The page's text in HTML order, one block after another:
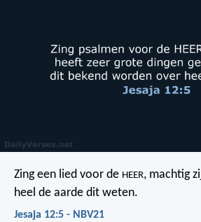
Zing een lied voor de HEER, machtig
heel de aarde dit weten.
Jesaja 12:5 - NBV21